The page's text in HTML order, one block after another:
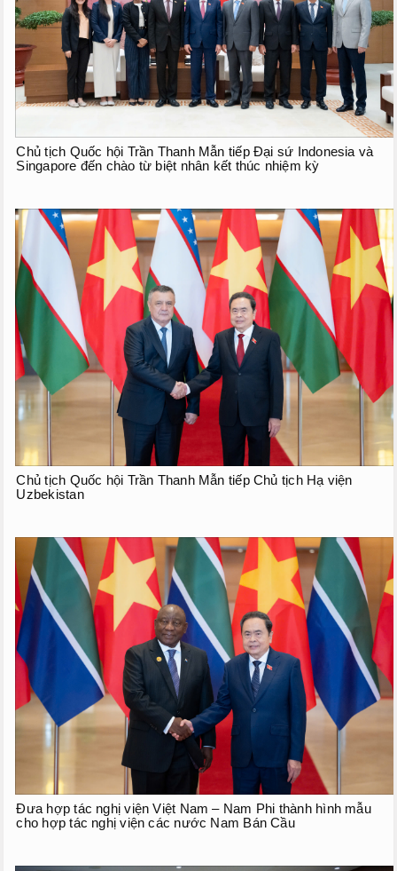
Chủ tịch Quốc hội Trần Thanh Mẫn tiếp Đại sứ Indonesia và
Singapore đến chào từ biệt nhân kết thúc nhiệm kỳ
Chủ tịch Quốc hội Trần Thanh Mẫn tiếp Chủ tịch Hạ viện
Uzbekistan
Đưa hợp tác nghị viện Việt Nam – Nam Phi thành hình mẫu
cho hợp tác nghị viện các nước Nam Bán Cầu